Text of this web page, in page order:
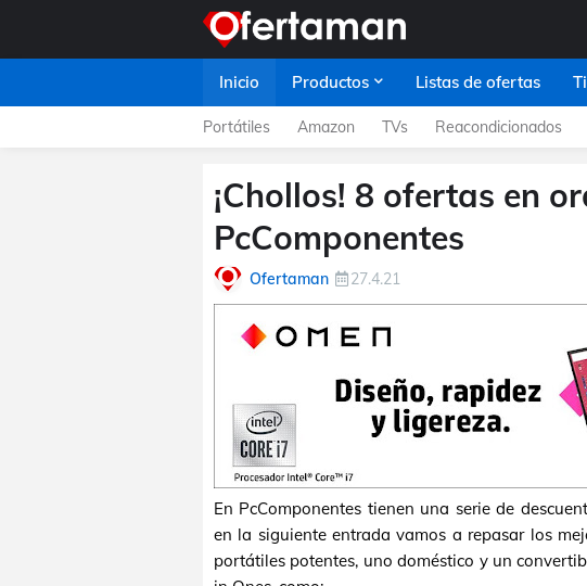
Inicio Productos Listas de ofertas
Portátiles Amazon TVs Reacondicionados
¡Chollos! 8 ofertas en
PcComponentes
Ofertaman 27.4.21
En PcComponentes tienen una serie de
en la siguiente entrada vamos a repasar los
portátiles potentes, uno doméstico y un